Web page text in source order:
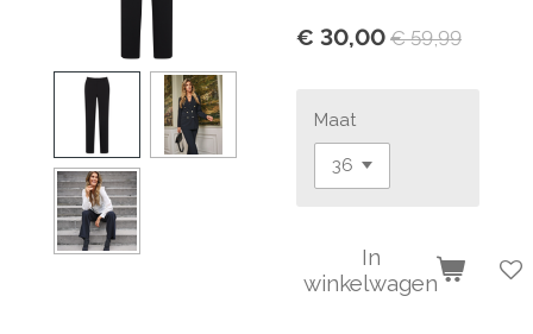
€ 30,00 € 59,99
Maat
In
winkelwagen